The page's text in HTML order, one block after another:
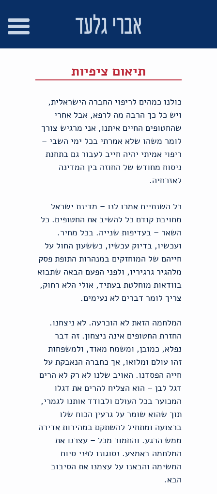
תיאום ציפיות
כולנו כמהים לריפוי החברה הישראלית,
ויש כל כך הרבה מה לרפא, אבל אחרי
שהחטופים החיים איתנו, אני מרגיש צורך
לומר משהו שלא אמרתי בכל ימי השבי –
ריפוי אמיתי יהיה חייב לעבור גם בתחנת
ניסוח מחודש של החוזה בין המדינה
לאזרחיה.
כל השנתיים אמרו לנו – מדינת ישראל
מחויבת קודם כל להשיב את החטופים. כל
השאר – בעדיפות שנייה. בכל מחיר.
ועכשיו, בדיוק עכשיו, כששעון החול על
חייהם של המוחזקים במנהרות התופת פסק
מלהגיר גרגיריו, ולפני הפעם הבאה שתבוא
בוודאות מוחלטת בעתיד, אולי הלא רחוק,
צריך לומר דברים לא נעימים.
המלחמה הזאת לא הוכרעה. לא ניצחנו.
החזרת החטופים אינה ניצחון. זה דבר
נפלא, כמובן, ומשמח מאוד, ולמשפחות
זהו עולם ומלואו, אך כחברה הנאבקת על
חייה הפסדנו. האויב שלנו לא רק לא הרים
דגל לבן – הוא הצליח להרים את דגלו
המכוער בכל העולם ולבודד אותנו לגמרי,
תוך שהוא שומר על גרעין הכוח שלו
ברצועה ומתחיל להשתקם במהירות אדירה
ממש הרגע. והחמור מכל – עצרנו את
המלחמה באמצע. נסוגונו לפני סיום
המשימה והבאנו על עצמנו את הסיבוב
הבא.